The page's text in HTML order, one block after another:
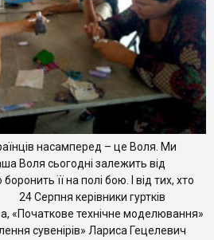
насамперед – це Воля. Ми
Воля сьогодні залежить від
її на полі бою. І від тих, хто
24 Серпня керівники гуртків
«Початкове технічне моделювання»
сувенірів» Лариса Гецелевич